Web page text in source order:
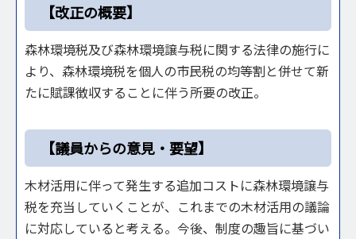
【改正の概要】
森林環境税及び森林環境譲与税に関する法律の施行に
より、森林環境税を個人の市民税の均等割と併せて新
たに賦課徴収することに伴う所要の改正。
【議員からの意見・要望】
木材活用に伴って発生する追加コストに森林環境譲与
税を充当していくことが、これまでの木材活用の議論
に対応していると考える。今後、制度の趣旨に基づい